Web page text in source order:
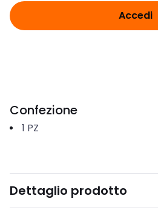
Accedi
Confezione
1 PZ
Dettaglio prodotto